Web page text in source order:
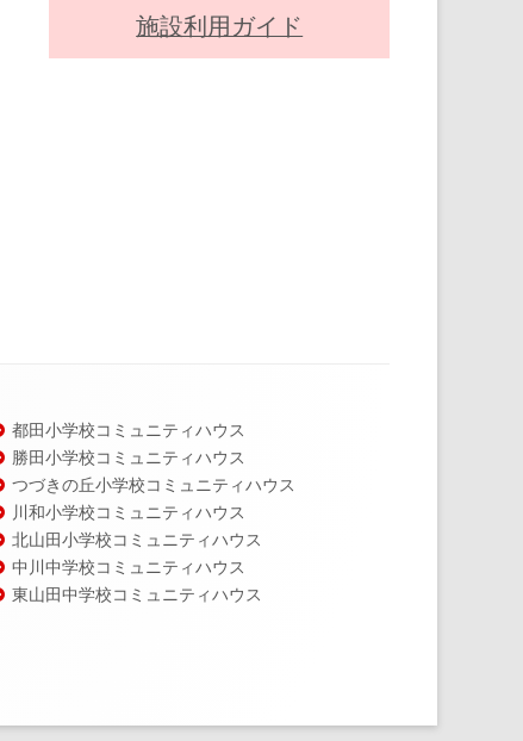
施設利用ガイド
都田小学校コミュニティハウス
勝田小学校コミュニティハウス
つづきの丘小学校コミュニティハウス
川和小学校コミュニティハウス
北山田小学校コミュニティハウス
中川中学校コミュニティハウス
東山田中学校コミュニティハウス